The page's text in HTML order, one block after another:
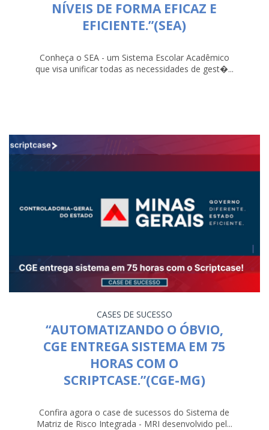
NÍVEIS DE FORMA EFICAZ E
EFICIENTE.”(SEA)
Conheça o SEA - um Sistema Escolar Acadêmico
que visa unificar todas as necessidades de gest�...
CASES DE SUCESSO
“AUTOMATIZANDO O ÓBVIO,
CGE ENTREGA SISTEMA EM 75
HORAS COM O
SCRIPTCASE.”(CGE-MG)
Confira agora o case de sucessos do Sistema de
Matriz de Risco Integrada - MRI desenvolvido pel...